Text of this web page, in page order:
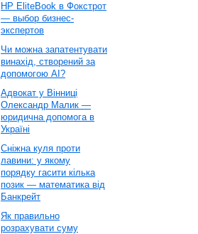
HP EliteBook в Фокстрот
— выбор бизнес-
экспертов
Чи можна запатентувати
винахід, створений за
допомогою AI?
Адвокат у Вінниці
Олександр Малик —
юридична допомога в
Україні
Сніжна куля проти
лавини: у якому
порядку гасити кілька
позик — математика від
Банкрейт
Як правильно
розрахувати суму